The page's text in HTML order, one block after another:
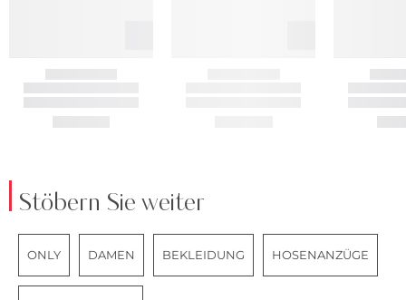
Stöbern Sie weiter
ONLY DAMEN BEKLEIDUNG HOSENANZÜGE